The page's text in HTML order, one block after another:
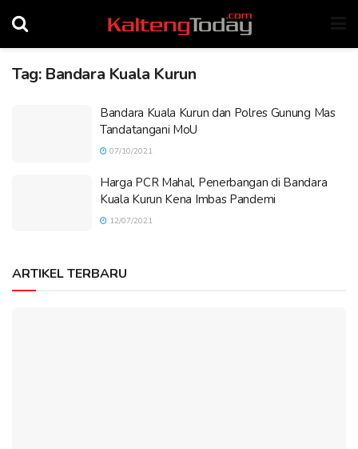
Tag: Bandara Kuala Kurun
Bandara Kuala Kurun dan Polres Gunung Mas
Tandatangani MoU
07/10/2021
Harga PCR Mahal, Penerbangan di Bandara
Kuala Kurun Kena Imbas Pandemi
12/07/2021
ARTIKEL TERBARU